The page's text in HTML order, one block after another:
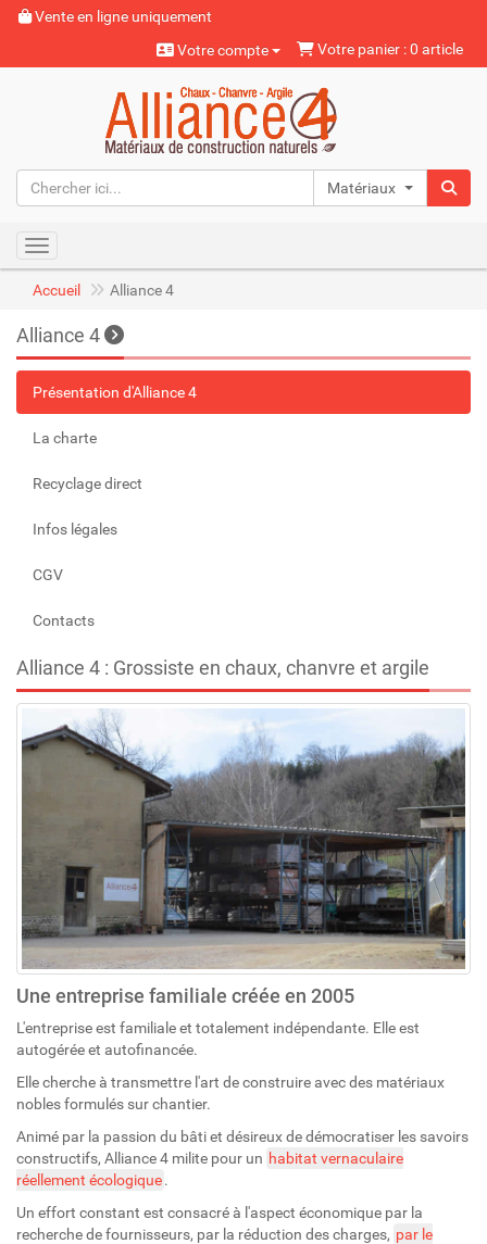
Vente en ligne uniquement
Votre compte
Votre panier : 0 article
Matériaux naturels
Toggle navigation
Accueil Alliance 4
Alliance 4
Présentation d'Alliance 4
La charte
Recyclage direct
Infos légales
CGV
Contacts
Alliance 4 : Grossiste en chaux, chanvre et argile
Une entreprise familiale créée en 2005
L'entreprise est familiale et totalement indépendante. Elle est
autogérée et autofinancée.
Elle cherche à transmettre l'art de construire avec des matériaux
nobles formulés sur chantier.
Animé par la passion du bâti et désireux de démocratiser les savoirs
constructifs, Alliance 4 milite pour un habitat vernaculaire
réellement écologique.
Un effort constant est consacré à l'aspect économique par la
recherche de fournisseurs, par la réduction des charges, par le